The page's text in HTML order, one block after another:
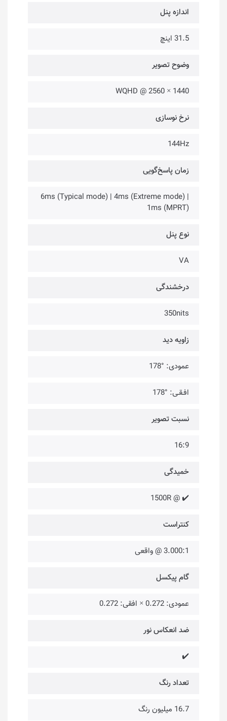
اندازه پنل
31.5 اینچ
وضوح تصویر
WQHD @ 2560 × 1440
نرخ نوسازی
144Hz
زمان پاسخ‌گویی
6ms (Typical mode) | 4ms (Extreme mode) |
1ms (MPRT)
نوع پنل
VA
درخشندگی
350nits
زاویه دید
عمودی: °178
افـقـی: °178
نسبت تصویر
16:9
خمیدگی
✔️ @ 1500R
کنتراست
3.000:1 @ واقعی
گام پیکسل
عمودی: 0.272 × افقی: 0.272
ضد انعکاس نور
✔️
تعداد رنگ
16.7 میلیون رنگ